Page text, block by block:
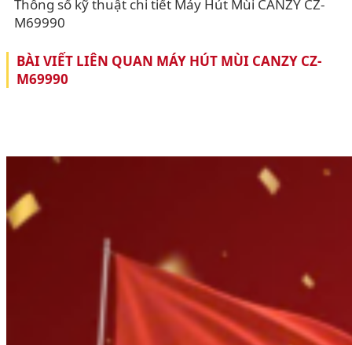
Thông số kỹ thuật chi tiết Máy Hút Mùi CANZY CZ-
M69990
BÀI VIẾT LIÊN QUAN MÁY HÚT MÙI CANZY CZ-
M69990